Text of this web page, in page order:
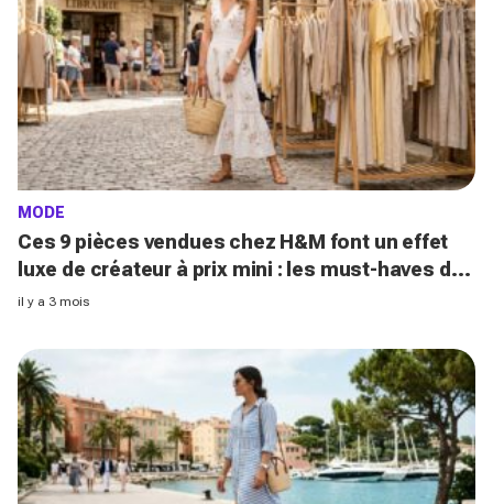
MODE
Ces 9 pièces vendues chez H&M font un effet
luxe de créateur à prix mini : les must-haves de
juin 2026
il y a 3 mois